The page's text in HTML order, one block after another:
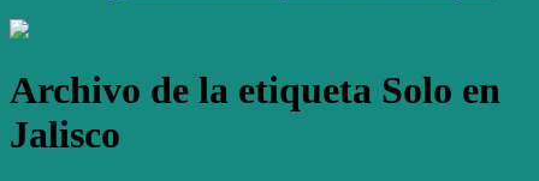
Archivo de la etiqueta Solo en
Jalisco